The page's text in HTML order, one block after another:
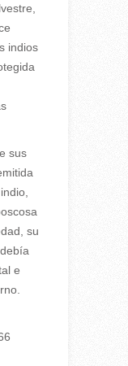
indios
sus
su
e